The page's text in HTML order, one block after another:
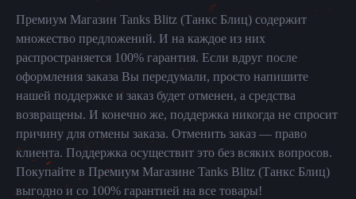
Премиум Магазин Tanks Blitz (Танкс Блиц) содержит
множество предложений. И на каждое из них
распространяется 100% гарантия. Если вдруг после
оформления заказа Вы передумали, просто напишите
нашей поддержке и заказ будет отменен, а средства
возвращены. И конечно же, поддержка никогда не спросит
причину для отмены заказа. Отменить заказ — право
клиента. Поддержка осуществит это без всяких вопросов.
Покупайте в Премиум Магазине Tanks Blitz (Танкс Блиц)
выгодно и со 100% гарантией на все товары!